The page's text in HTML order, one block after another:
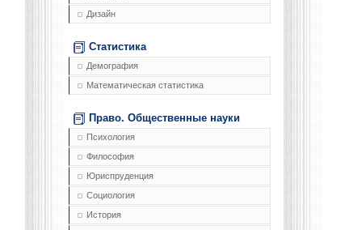
Дизайн
Статистика
Демография
Математическая статистика
Право. Общественные науки
Психология
Философия
Юриспруденция
Социология
История